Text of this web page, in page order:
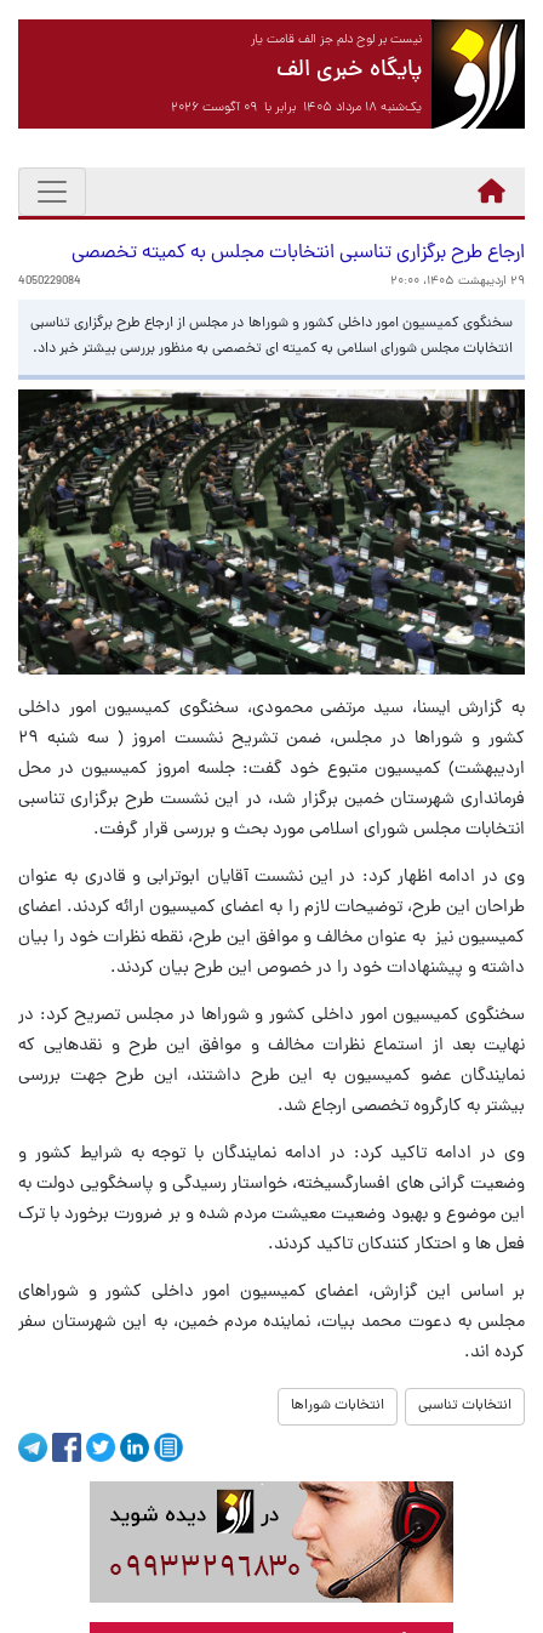
نیست بر لوح دلم جز الف قامت یار
پایگاه خبری الف
یک‌شنبه ۱۸ مرداد ۱۴۰۵ برابر با ۰۹ آگوست ۲۰۲۶
ارجاع طرح برگزاری تناسبی انتخابات مجلس به کمیته تخصصی
۲۹ اردیبهشت ۱۴۰۵، ۲۰:۰۰ 4050229084
سخنگوی کمیسیون امور داخلی کشور و شوراها در مجلس از ارجاع طرح برگزاری تناسبی
انتخابات مجلس شورای اسلامی به کمیته ای تخصصی به منظور بررسی بیشتر خبر داد.
به گزارش ایسنا، سید مرتضی محمودی، سخنگوی کمیسیون امور داخلی
کشور و شوراها در مجلس، ضمن تشریح نشست امروز ( سه شنبه ۲۹
اردیبهشت) کمیسیون متبوع خود گفت: جلسه امروز کمیسیون در محل
فرمانداری شهرستان خمین برگزار شد، در این نشست طرح برگزاری تناسبی
انتخابات مجلس شورای اسلامی مورد بحث و بررسی قرار گرفت.
وی در ادامه اظهار کرد: در این نشست آقایان ابوترابی و قادری به عنوان
طراحان این طرح، توضیحات لازم را به اعضای کمیسیون ارائه کردند. اعضای
کمیسیون نیز به عنوان مخالف و موافق این طرح، نقطه نظرات خود را بیان
داشته و پیشنهادات خود را در خصوص این طرح بیان کردند.
سخنگوی کمیسیون امور داخلی کشور و شوراها در مجلس تصریح کرد: در
نهایت بعد از استماع نظرات مخالف و موافق این طرح و نقدهایی که
نمایندگان عضو کمیسیون به این طرح داشتند، این طرح جهت بررسی
بیشتر به کارگروه تخصصی ارجاع شد.
وی در ادامه تاکید کرد: در ادامه نمایندگان با توجه به شرایط کشور و
وضعیت گرانی های افسارگسیخته، خواستار رسیدگی و پاسخگویی دولت به
این موضوع و بهبود وضعیت معیشت مردم شده و بر ضرورت برخورد با ترک
فعل ها و احتکار کنندکان تاکید کردند.
بر اساس این گزارش، اعضای کمیسیون امور داخلی کشور و شوراهای
مجلس به دعوت محمد بیات، نماینده مردم خمین، به این شهرستان سفر
کرده اند.
انتخابات تناسبی انتخابات شوراها